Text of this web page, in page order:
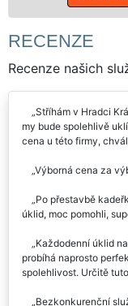
RECENZE
Recenze našich
Stříhám v Hradci
my bude spolehlivě
cena u této firmy,
Výborná cena za
Po přestavbě
úklid, moc pomohli,
Každodenní úklid
probíhá naprosto
spolehlivost. Určitě
Bezkonkurenční